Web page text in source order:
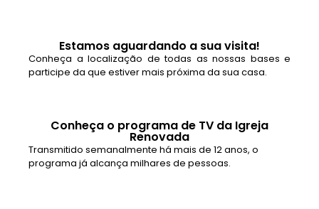
Estamos aguardando a sua visita!
Conheça a localização de todas as nossas bases e
participe da que estiver mais próxima da sua casa.
Conheça o programa de TV da Igreja
Renovada
Transmitido semanalmente há mais de 12 anos, o
programa já alcança milhares de pessoas.